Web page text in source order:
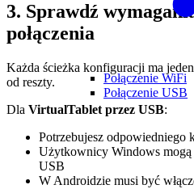
Połączenie WiFi
Połączenie USB
3. Sprawdź
połączenia
Każda ścieżka konfiguracji ma
od reszty.
Dla VirtualTablet przez USB:
Potrzebujesz odpowiedniego
Użytkownicy Windows
USB
W Androidzie musi być